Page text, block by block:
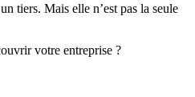
tiers. Mais elle n’est pas la seule
votre entreprise ?